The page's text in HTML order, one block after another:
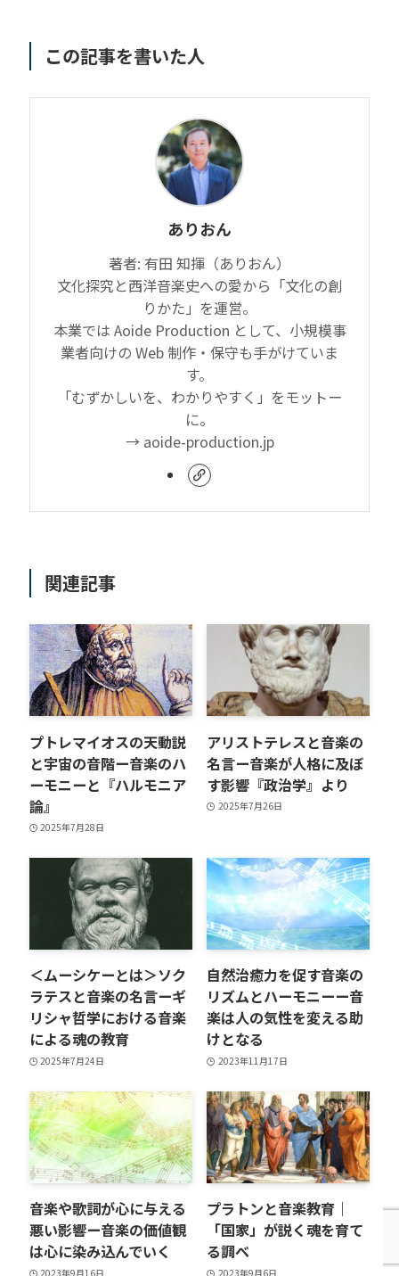
この記事を書いた人
ありおん
著者: 有田 知揮（ありおん）
文化探究と西洋音楽史への愛から「文化の創
りかた」を運営。
本業では Aoide Production として、小規模事
業者向けの Web 制作・保守も手がけていま
す。
「むずかしいを、わかりやすく」をモットー
に。
→ aoide-production.jp
関連記事
プトレマイオスの天動説
と宇宙の音階ー音楽のハ
ーモニーと『ハルモニア
論』
2025年7月28日
アリストテレスと音楽の
名言ー音楽が人格に及ぼ
す影響『政治学』より
2025年7月26日
＜ムーシケーとは＞ソク
ラテスと音楽の名言ーギ
リシャ哲学における音楽
による魂の教育
2025年7月24日
自然治癒力を促す音楽の
リズムとハーモニーー音
楽は人の気性を変える助
けとなる
2023年11月17日
音楽や歌詞が心に与える
悪い影響ー音楽の価値観
は心に染み込んでいく
2023年9月16日
プラトンと音楽教育｜
「国家」が説く魂を育て
る調べ
2023年9月6日